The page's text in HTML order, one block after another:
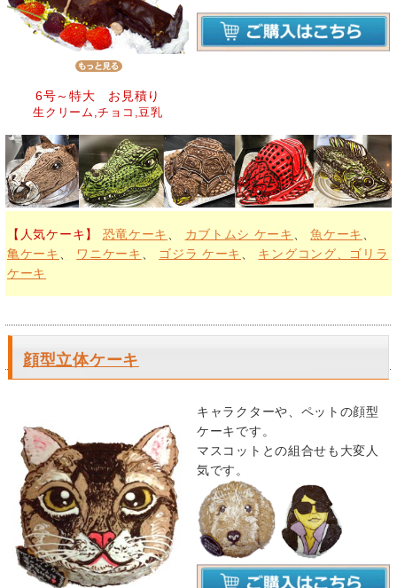
6号～特大 お見積り
生クリーム,チョコ,豆乳
【人気ケーキ】 恐竜ケーキ カブトムシ ケーキ 、魚ケーキ
亀ケーキ
ワニケーキ ゴジラ ケーキ
キングコング、ゴリラ
ケーキ
顔型立体ケーキ
キャラクターや、ペットの顔型
ケーキです。
マスコットとの組合せも大変人
気です。